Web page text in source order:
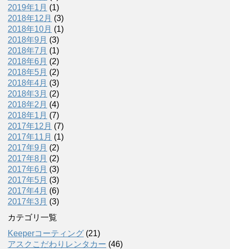
2019年1月 (1)
2018年12月 (3)
2018年10月 (1)
2018年9月 (3)
2018年7月 (1)
2018年6月 (2)
2018年5月 (2)
2018年4月 (3)
2018年3月 (2)
2018年2月 (4)
2018年1月 (7)
2017年12月 (7)
2017年11月 (1)
2017年9月 (2)
2017年8月 (2)
2017年6月 (3)
2017年5月 (3)
2017年4月 (6)
2017年3月 (3)
カテゴリ一覧
Keeperコーティング (21)
アスクこだわりレンタカー (46)